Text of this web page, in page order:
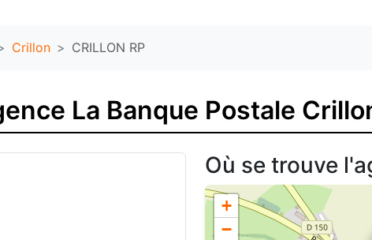
Crillon CRILLON RP
La Banque Postale
Où se trouve
+
−